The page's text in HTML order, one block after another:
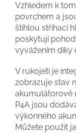
Vzhledem k
povrchem a
štíhlou stříhací
poskytují
vyvážením díky
V rukojeti je
zobrazuje stav
akumulátorové
P4A jsou
výkonného
Můžete použít